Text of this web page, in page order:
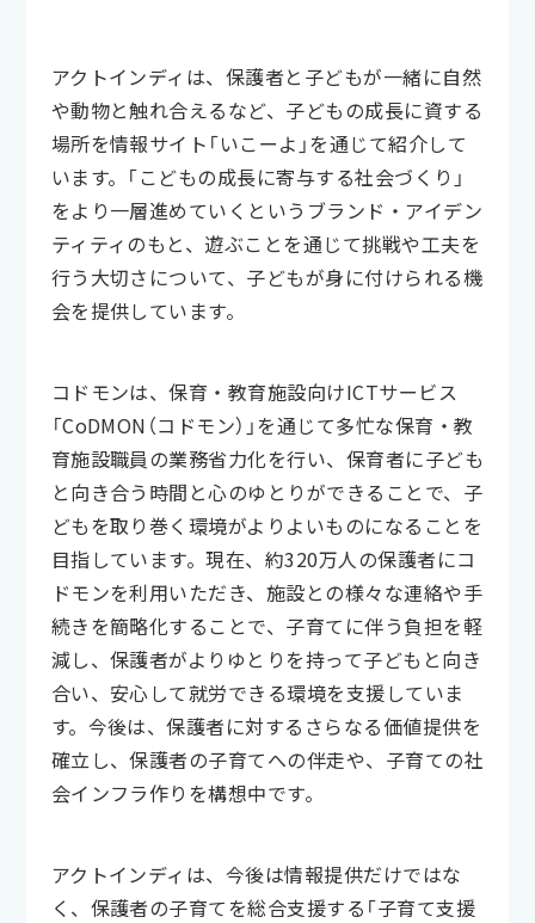
アクトインディは、保護者と子どもが一緒に自然
や動物と触れ合えるなど、子どもの成長に資する
場所を情報サイト「いこーよ」を通じて紹介して
います。「こどもの成長に寄与する社会づくり」
をより一層進めていくというブランド・アイデン
ティティのもと、遊ぶことを通じて挑戦や工夫を
行う大切さについて、子どもが身に付けられる機
会を提供しています。
コドモンは、保育・教育施設向けICTサービス
「CoDMON（コドモン）」を通じて多忙な保育・教
育施設職員の業務省力化を行い、保育者に子ども
と向き合う時間と心のゆとりができることで、子
どもを取り巻く環境がよりよいものになることを
目指しています。現在、約320万人の保護者にコ
ドモンを利用いただき、施設との様々な連絡や手
続きを簡略化することで、子育てに伴う負担を軽
減し、保護者がよりゆとりを持って子どもと向き
合い、安心して就労できる環境を支援していま
す。今後は、保護者に対するさらなる価値提供を
確立し、保護者の子育てへの伴走や、子育ての社
会インフラ作りを構想中です。
アクトインディは、今後は情報提供だけではな
く、保護者の子育てを総合支援する「子育て支援